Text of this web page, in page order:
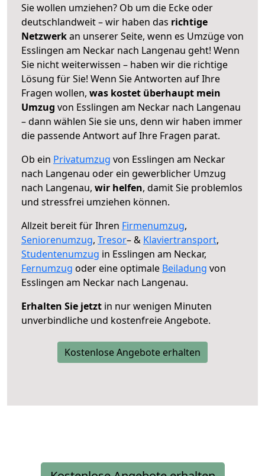
Sie wollen umziehen? Ob um die Ecke oder
deutschlandweit – wir haben das richtige
Netzwerkan unserer Seite, wenn es Umzüge von
Esslingen am Neckar nach Langenau geht! Wenn
Sie nicht weiterwissen – haben wir die richtige
Lösung für Sie! Wenn Sie Antworten auf Ihre
Fragen wollen, was kostet überhaupt mein
Umzug von Esslingen am Neckar nach Langenau
– dann wählen Sie sie uns, denn wir haben immer
die passende Antwort auf Ihre Fragen parat.
Ob ein Privatumzug von Esslingen am Neckar
nach Langenau oder ein gewerblicher Umzug
nach Langenau, wir helfen, damit Sie problemlos
und stressfrei umziehen können.
Allzeit bereit für Ihren Firmenumzug,
Seniorenumzug, Tresor– & Klaviertransport,
Studentenumzug in Esslingen am Neckar,
Fernumzug oder eine optimale Beiladung von
Esslingen am Neckar nach Langenau.
Erhalten Sie jetzt in nur wenigen Minuten
unverbindliche und kostenfreie Angebote.
Kostenlose Angebote erhalten